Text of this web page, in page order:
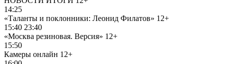
14:25
«Таланты и поклонники: Леонид Филатов» 12+
15:40 23:40
«Москва резиновая. Версия» 12+
15:50
Камеры онлайн 12+